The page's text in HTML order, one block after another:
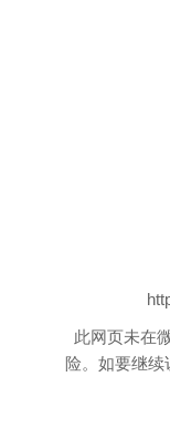
此网页未在
险。如要继续